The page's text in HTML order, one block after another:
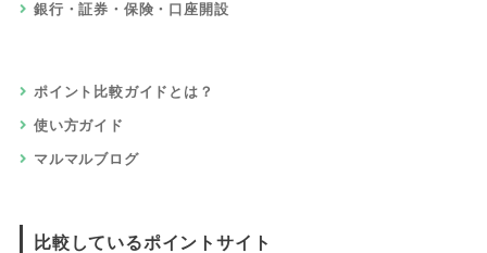
銀行・証券・保険・口座開設
ポイント比較ガイドとは？
使い方ガイド
マルマルブログ
比較しているポイントサイト